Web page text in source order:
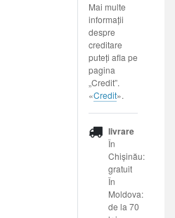
Mai multe
informații
despre
creditare
puteți afla pe
pagina
„Credit”.
«Credit».
livrare
În
Chișinău:
gratuit
În
Moldova:
de la 70